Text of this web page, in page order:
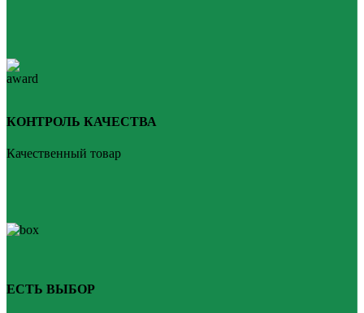
КОНТРОЛЬ КАЧЕСТВА
Качественный товар
ЕСТЬ ВЫБОР